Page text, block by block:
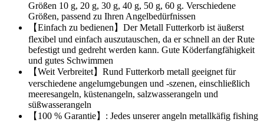
Größen 10 g, 20 g, 30 g, 40 g, 50 g, 60 g. Verschiedene
Größen, passend zu Ihren Angelbedürfnissen
【Einfach zu bedienen】Der Metall Futterkorb ist äußerst
flexibel und einfach auszutauschen, da er schnell an der Rute
befestigt und gedreht werden kann. Gute Köderfangfähigkeit
und gutes Schwimmen
【Weit Verbreitet】Rund Futterkorb metall geeignet für
verschiedene angelumgebungen und -szenen, einschließlich
meeresangeln, küstenangeln, salzwasserangeln und
süßwasserangeln
【100 % Garantie】: Jedes unserer angeln metallkäfig fishing